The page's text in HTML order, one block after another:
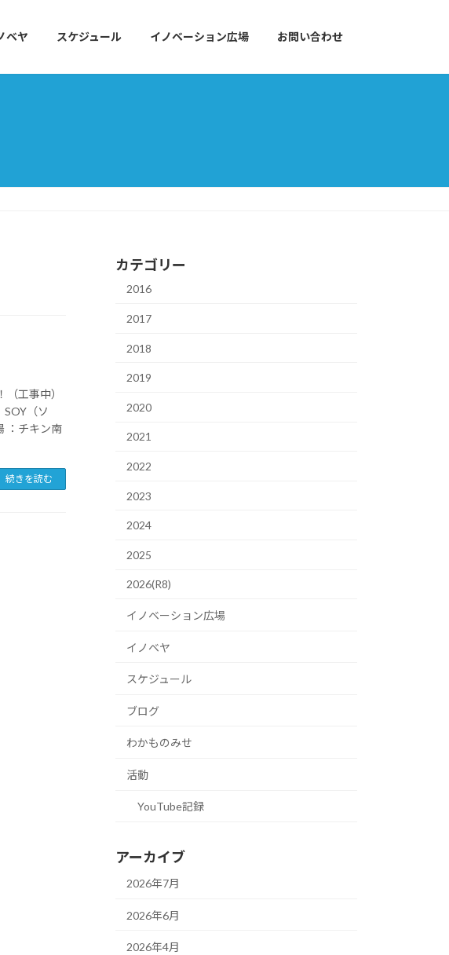
ベヤ スケジュール イノベーション広場 お問い合わせ
工事中）
（ソ
：チキン南
続きを読む
カテゴリー
2016
2017
2018
2019
2020
2021
2022
2023
2024
2025
2026(R8)
イノベーション広場
イノベヤ
スケジュール
ブログ
わかものみせ
活動
YouTube記録
アーカイブ
2026年7月
2026年6月
2026年4月